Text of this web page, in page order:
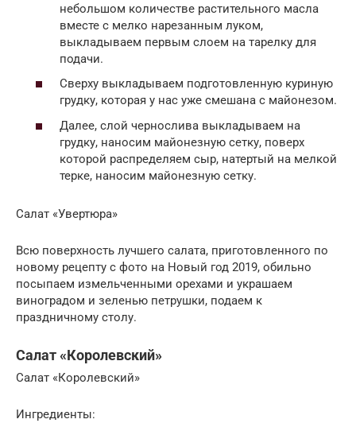
небольшом количестве растительного масла
вместе с мелко нарезанным луком,
выкладываем первым слоем на тарелку для
подачи.
Сверху выкладываем подготовленную куриную
грудку, которая у нас уже смешана с майонезом.
Далее, слой чернослива выкладываем на
грудку, наносим майонезную сетку, поверх
которой распределяем сыр, натертый на мелкой
терке, наносим майонезную сетку.
Салат «Увертюра»
Всю поверхность лучшего салата, приготовленного по
новому рецепту с фото на Новый год 2019, обильно
посыпаем измельченными орехами и украшаем
виноградом и зеленью петрушки, подаем к
праздничному столу.
Салат «Королевский»
Салат «Королевский»
Ингредиенты: